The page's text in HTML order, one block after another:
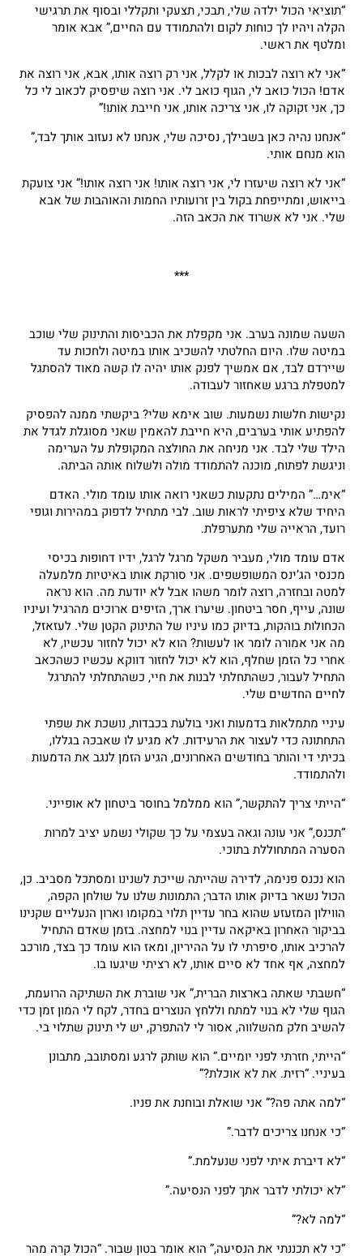
“תוציאי הכול ילדה שלי, תבכי, תצעקי ותקללי ובסוף את תרגישי
הקלה ויהיו לך כוחות לקום ולהתמודד עם החיים,” אבא אומר
ומלטף את ראשי.
“אני לא רוצה לבכות או לקלל, אני רק רוצה אותו, אבא, אני רוצה את
אדם! הכול כואב לי, הגוף כואב לי. אני רוצה שיפסיק לכאוב לי כל
כך, אני זקוקה לו, אני צריכה אותו, אני חייבת אותו!”
“אנחנו נהיה כאן בשבילך, נסיכה שלי, אנחנו לא נעזוב אותך לבד,”
הוא מנחם אותי.
“אני לא רוצה שיעזרו לי, אני רוצה אותו! אני רוצה אותו!” אני צועקת
בייאוש, ומתייפחת בקול בין זרועותיו החמות והאוהבות של אבא
שלי. אני לא אשרוד את הכאב הזה.
***
השעה שמונה בערב. אני מקפלת את הכביסות והתינוק שלי שוכב
במיטה שלו. היום החלטתי להשכיב אותו במיטה ולחכות עד
שיירדם לבד, אם אמשיך לפנק אותו יהיה לו קשה מאוד להסתגל
למטפלת ברגע שאחזור לעבודה.
נקישות חלשות נשמעות. שוב אימא שלי? ביקשתי ממנה להפסיק
להפתיע אותי בערבים, היא חייבת להאמין שאני מסוגלת לגדל את
הילד שלי לבד. אני מניחה את החולצה המקופלת על הערימה
וניגשת לפתוח, מוכנה להתמודד מולה ולשלוח אותה הביתה.
“אימ…” המילים נתקעות כשאני רואה אותו עומד מולי. האדם
היחיד שלא ציפיתי לראות שוב. לבי מתחיל לדפוק במהירות וגופי
רועד, הראייה שלי מתערפלת.
אדם עומד מולי, מעביר משקל מרגל לרגל, ידיו דחופות בכיסי
מכנסי הג’ינס המשופשפים. אני סורקת אותו באיטיות מלמעלה
למטה ובחזרה, רוצה לומר משהו אבל לא יודעת מה. הוא נראה
שונה, עייף, חסר ביטחון. שיערו ארך, הזיפים ארוכים מהרגיל ועיניו
הכחולות בוהקות, בדיוק כמו עיניו של התינוק הקטן שלי. לעזאזל,
מה אני אמורה לומר או לעשות? הוא לא יכול לחזור עכשיו, לא
אחרי כל הזמן שחלף, הוא לא יכול לחזור דווקא עכשיו כשהכאב
התחיל לעבור, כשהתחלתי לבנות את חיי, כשהתחלתי להתרגל
לחיים החדשים שלי.
עיניי מתמלאות בדמעות ואני בולעת בכבדות, נושכת את שפתי
התחתונה כדי לעצור את הרעידות. לא מגיע לו שאבכה בגללו,
בכיתי די והותר בחודשים האחרונים, הגיע הזמן לנגב את הדמעות
ולהתמודד.
“הייתי צריך להתקשר,” הוא ממלמל בחוסר ביטחון לא אופייני.
“תכנס,” אני עונה וגאה בעצמי על כך שקולי נשמע יציב למרות
הסערה המתחוללת בתוכי.
הוא נכנס פנימה, לדירה שהייתה שייכת לשנינו ומסתכל מסביב. כן,
הכול נשאר בדיוק אותו הדבר; התמונות שלנו על שולחן הקפה,
הווילון המזעזע שהוא בחר עדיין תלוי במקומו וארון הנעליים שקנינו
בביקור האחרון באיקאה עדיין בנוי למחצה. בזמן שאדם התחיל
להרכיב אותו, סיפרתי לו על ההיריון, ומאז הוא עומד כך בצד, מורכב
למחצה, אף אחד לא סיים אותו, לא רציתי שיגעו בו.
“חשבתי שאתה בארצות הברית,” אני שוברת את השתיקה הרועמת,
הגוף שלי לא בנוי למתח וללחץ הנוצרים בחדר, לקח לי המון זמן כדי
להשיב חלק מהשלווה, אסור לי להתפרק, יש לי תינוק שתלוי בי.
“הייתי, חזרתי לפני יומיים.” הוא שותק לרגע ומסתובב, מתבונן
בעיניי. “רזית. את לא אוכלת?”
“למה אתה פה?” אני שואלת ובוחנת את פניו.
“כי אנחנו צריכים לדבר.”
“לא דיברת איתי לפני שנעלמת.”
“לא יכולתי לדבר אתך לפני הנסיעה.”
“למה לא?”
“כי לא תכננתי את הנסיעה,” הוא אומר בטון שבור. “הכול קרה מהר